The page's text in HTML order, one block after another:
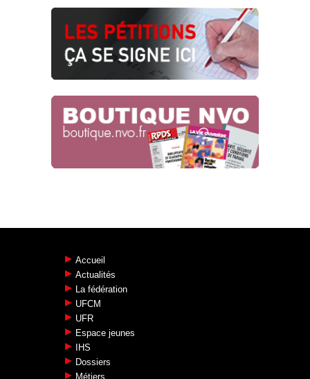
Accueil
Actualités
La fédération
UFCM
UFR
Espace jeunes
IHS
Dossiers
Métiers